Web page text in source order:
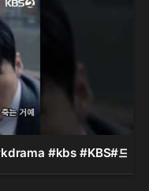
#kbs #KBS#드라